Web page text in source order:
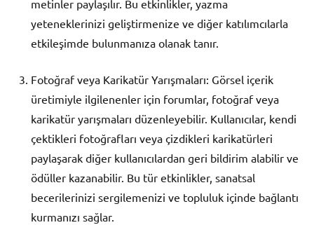
metinler paylaşılır. Bu etkinlikler, yazma
yeteneklerinizi geliştirmenize ve diğer katılımcılarla
etkileşimde bulunmanıza olanak tanır.
Fotoğraf veya Karikatür Yarışmaları: Görsel içerik
üretimiyle ilgilenenler için forumlar, fotoğraf veya
karikatür yarışmaları düzenleyebilir. Kullanıcılar, kendi
çektikleri fotoğrafları veya çizdikleri karikatürleri
paylaşarak diğer kullanıcılardan geri bildirim alabilir ve
ödüller kazanabilir. Bu tür etkinlikler, sanatsal
becerilerinizi sergilemenizi ve topluluk içinde bağlantı
kurmanızı sağlar.